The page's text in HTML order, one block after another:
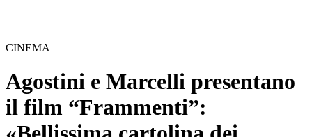
CINEMA
Agostini e Marcelli presentano
il film “Frammenti”: